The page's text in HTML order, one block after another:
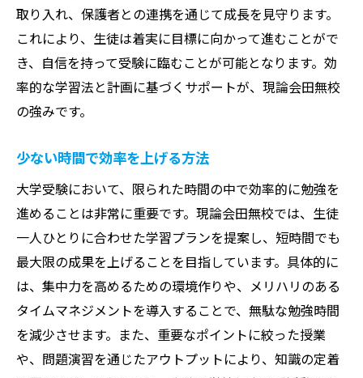
取り入れ、保護者との連携を通じて成長を見守ります。
これにより、生徒は着実に目標に向かって進むことがで
き、自信を持って受験に臨むことが可能となります。効
率的な学習法と計画に基づくサポートが、現論会田無校
の強みです。
少ない時間で効率を上げる方法
大学受験において、限られた時間の中で効率的に勉強を
進めることは非常に重要です。現論会田無校では、生徒
一人ひとりに合わせた学習プランを提案し、短時間でも
最大限の成果を上げることを目指しています。具体的に
は、集中力を高めるための環境作りや、メリハリのある
タイムマネジメントを導入することで、無駄な勉強時間
を減少させます。また、重要なポイントに絞った授業
や、問題演習を通じたアウトプットにより、知識の定着